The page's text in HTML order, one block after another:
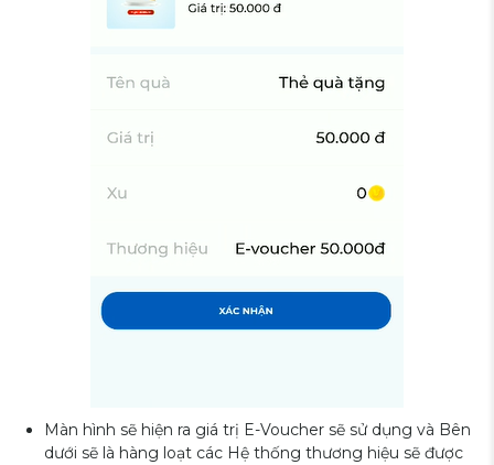
Màn hình sẽ hiện ra giá trị E-Voucher sẽ sử dụng và Bên
dưới sẽ là hàng loạt các Hệ thống thương hiệu sẽ được